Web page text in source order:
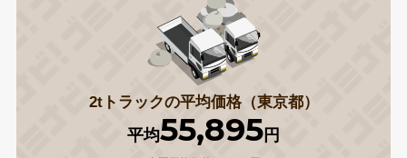
2tトラックの平均価格（東京都）
平均55,895 円